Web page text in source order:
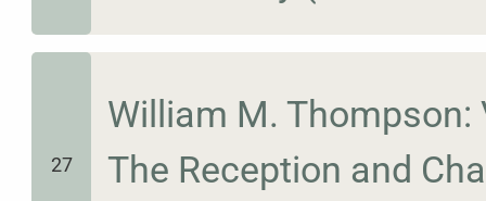
27
William M. Thompson:
The Reception and